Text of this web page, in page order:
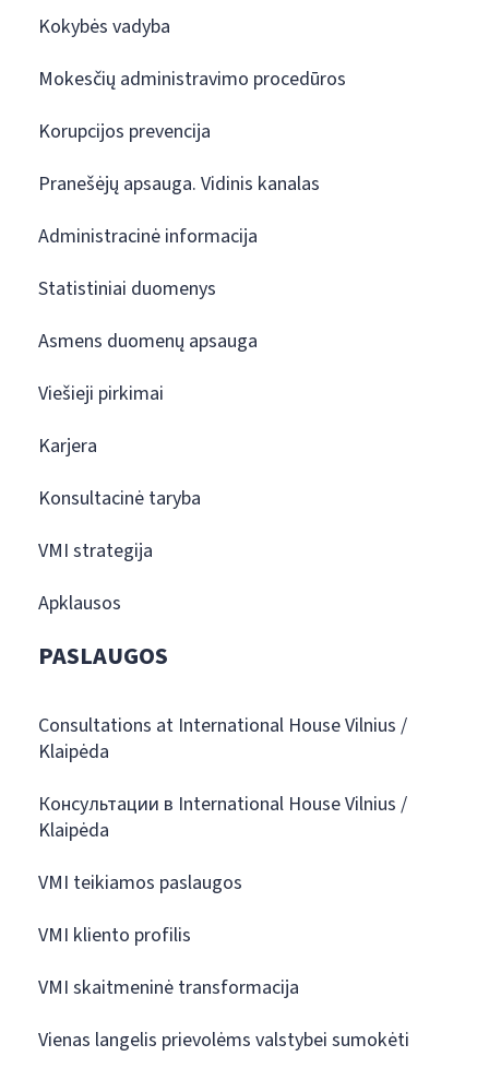
Kokybės vadyba
Mokesčių administravimo procedūros
Korupcijos prevencija
Pranešėjų apsauga. Vidinis kanalas
Administracinė informacija
Statistiniai duomenys
Asmens duomenų apsauga
Viešieji pirkimai
Karjera
Konsultacinė taryba
VMI strategija
Apklausos
PASLAUGOS
Consultations at International House Vilnius /
Klaipėda
Консультации в International House Vilnius /
Klaipėda
VMI teikiamos paslaugos
VMI kliento profilis
VMI skaitmeninė transformacija
Vienas langelis prievolėms valstybei sumokėti